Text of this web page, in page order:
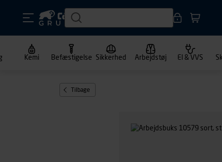
Kemi Befæstigelse Sikkerhed Arbejdstøj El & VVS
Tilbage